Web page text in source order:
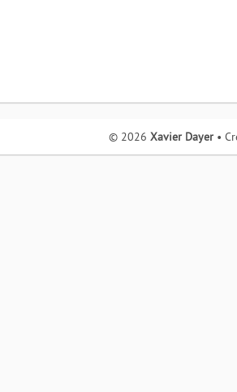
© 2026 Xavier Dayer •